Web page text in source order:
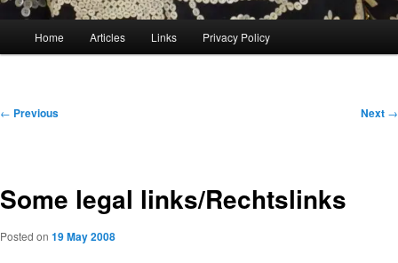
Home Articles Links Privacy Policy
Post
← Previous Next →
Some legal links/Rechtslinks
Posted on 19 May 2008